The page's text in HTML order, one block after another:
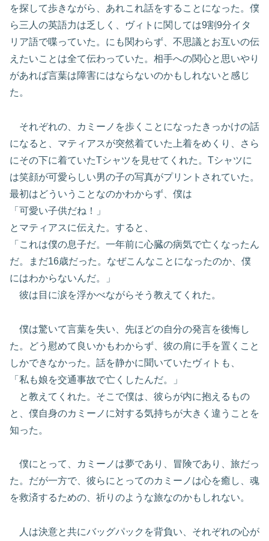
を探して歩きながら、あれこれ話をすることになった。僕
ら三人の英語力は乏しく、ヴィトに関しては9割9分イタ
リア語で喋っていた。にも関わらず、不思議とお互いの伝
えたいことは全て伝わっていた。相手への関心と思いやり
があれば言葉は障害にはならないのかもしれないと感じ
た。
それぞれの、カミーノを歩くことになったきっかけの話
になると、マティアスが突然着ていた上着をめくり、さら
にその下に着ていたTシャツを見せてくれた。Tシャツに
は笑顔が可愛らしい男の子の写真がプリントされていた。
最初はどういうことなのかわからず、僕は
「可愛い子供だね！」
とマティアスに伝えた。すると、
「これは僕の息子だ。一年前に心臓の病気で亡くなったん
だ。まだ16歳だった。なぜこんなことになったのか、僕
にはわからないんだ。」
彼は目に涙を浮かべながらそう教えてくれた。
僕は驚いて言葉を失い、先ほどの自分の発言を後悔し
た。どう慰めて良いかもわからず、彼の肩に手を置くこと
しかできなかった。話を静かに聞いていたヴィトも、
「私も娘を交通事故で亡くしたんだ。」
と教えてくれた。そこで僕は、彼らが内に抱えるもの
と、僕自身のカミーノに対する気持ちが大きく違うことを
知った。
僕にとって、カミーノは夢であり、冒険であり、旅だっ
た。だが一方で、彼らにとってのカミーノは心を癒し、魂
を救済するための、祈りのような旅なのかもしれない。
人は決意と共にバッグパックを背負い、それぞれの心が